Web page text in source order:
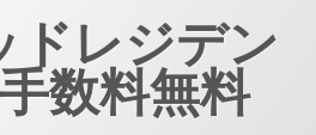
ドレジデン
数料無料